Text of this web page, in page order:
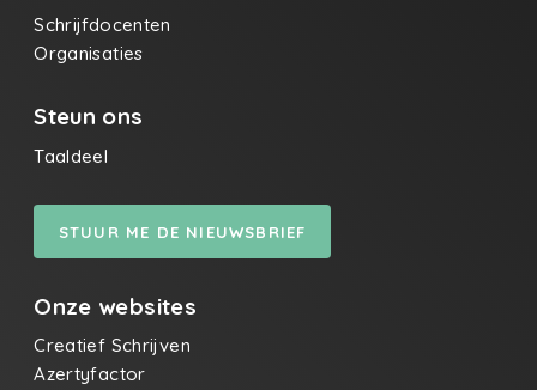
Schrijfdocenten
Organisaties
Steun ons
Taaldeel
STUUR ME DE NIEUWSBRIEF
Onze websites
Creatief Schrijven
Azertyfactor